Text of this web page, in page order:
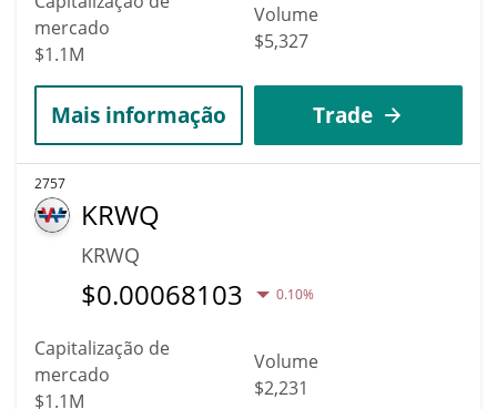
mercado
$1.1M
Volume
$5,327
Mais informação Trade
2757
KRWQ
KRWQ
$0.00068103 0.10%
Capitalização de
mercado
$1.1M
Volume
$2,231